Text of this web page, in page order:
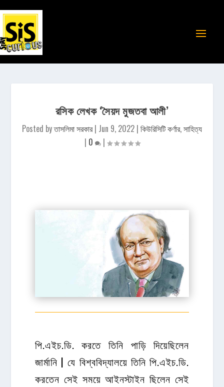
রসিক লেখক ‘সৈয়দ মুজতবা আলী’
Posted byতাসলিমা সরকার| Jun 9, 2022 | কিউরিসিটি কর্ণার,সাহিত্য
| 0 |
‌পি.এইচ.ডি. করতে তিনি পাড়ি দিয়েছিলেন
জার্মানি | যে বিশ্ববিদ্যালয়ে তিনি পি.এইচ.ডি.
করতেন সেই সময়ে আইনস্টাইন ছিলেন সেই